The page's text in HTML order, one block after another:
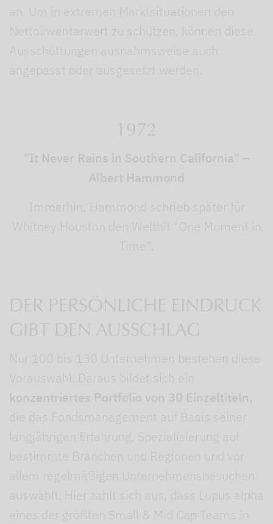
an. Um in extremen Marktsituationen den
Nettoinventarwert zu schützen, können diese
Ausschüttungen ausnahmsweise auch
angepasst oder ausgesetzt werden.
1972
"It Never Rains in Southern California" –
Albert Hammond
Immerhin: Hammond schrieb später für
Whitney Houston den Welthit
"One Moment in
Time”.
DER PERSÖNLICHE EINDRUCK
GIBT DEN AUSSCHLAG
Nur 100 bis 130 Unternehmen bestehen diese
Vorauswahl. Daraus bildet sich ein
konzentriertes Portfolio von 30 Einzeltiteln,
die das Fondsmanagement auf Basis seiner
langjährigen Erfahrung, Spezialisierung auf
bestimmte Branchen und Regionen und vor
allem regelmäßigen Unternehmensbesuchen
auswählt. Hier zahlt sich aus, dass Lupus alpha
eines der größten Small & Mid Cap Teams in